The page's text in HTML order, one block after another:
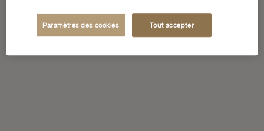
Paramètres des cookies Tout accepter